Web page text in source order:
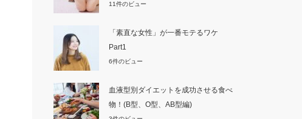
11件のビュー
「素直な女性」が一番モテるワケ
Part1
6件のビュー
血液型別ダイエットを成功させる食べ
物！(B型、O型、AB型編)